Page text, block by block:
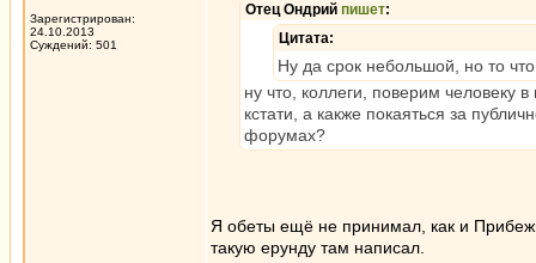
Зарегистрирован:
24.10.2013
Суждений: 501
Отец Ондрий пишет:
Цитата:
Ну да срок небольшой, но то
ну что, коллеги, поверим человеку
кстати, а какже покаяться за
форумах?
Я обеты ещё не принимал, как и
такую ерунду там написал.